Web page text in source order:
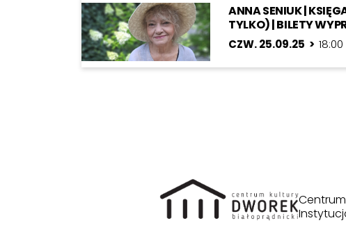
ANNA SENIUK |
TYLKO) | BILETY
CZW. 25.09.25 >18:00